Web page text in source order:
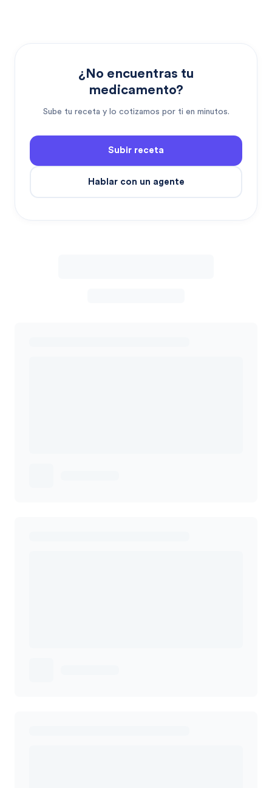
¿No encuentras tu
medicamento?
Sube tu receta y lo cotizamos por ti en minutos.
Subir receta
Hablar con un agente